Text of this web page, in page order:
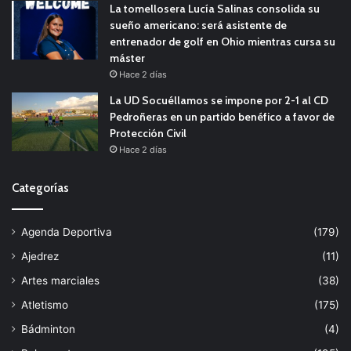
La tomellosera Lucía Salinas consolida su
sueño americano: será asistente de
entrenador de golf en Ohio mientras cursa su
máster
Hace 2 días
La UD Socuéllamos se impone por 2-1 al CD
Pedroñeras en un partido benéfico a favor de
Protección Civil
Hace 2 días
Categorías
Agenda Deportiva
(179)
Ajedrez
(11)
Artes marciales
(38)
Atletismo
(175)
Bádminton
(4)